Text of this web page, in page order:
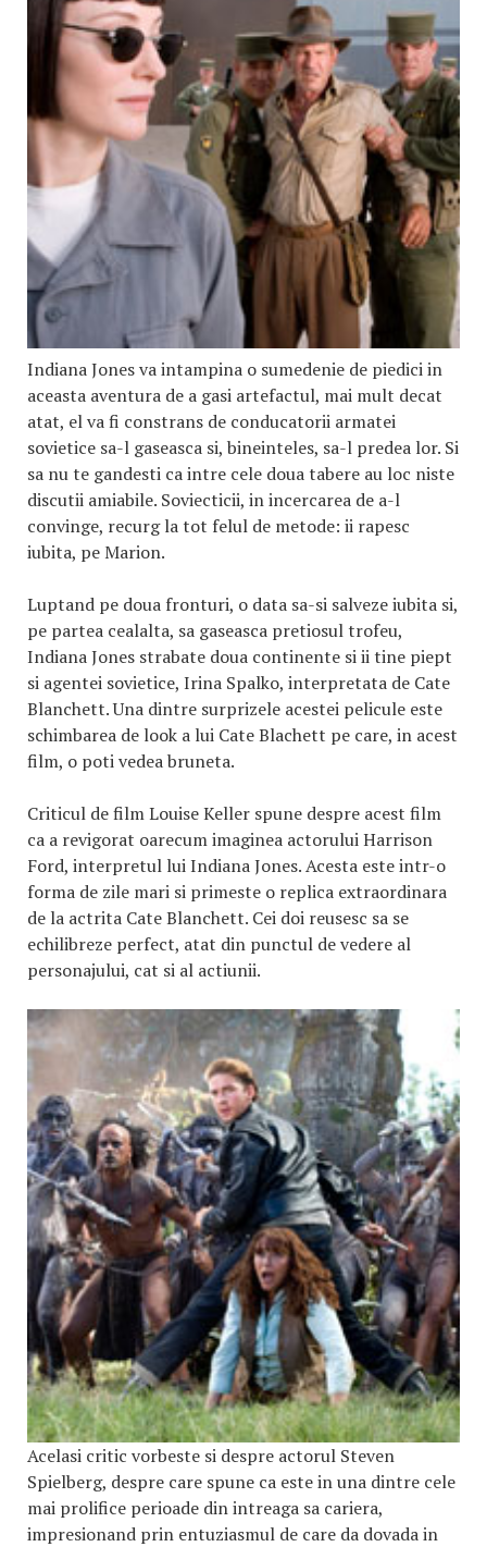
Indiana Jones va intampina o sumedenie de piedici in
aceasta aventura de a gasi artefactul, mai mult decat
atat, el va fi constrans de conducatorii armatei
sovietice sa-l gaseasca si, bineinteles, sa-l predea lor. Si
sa nu te gandesti ca intre cele doua tabere au loc niste
discutii amiabile. Soviecticii, in incercarea de a-l
convinge, recurg la tot felul de metode: ii rapesc
iubita, pe Marion.
Luptand pe doua fronturi, o data sa-si salveze iubita si,
pe partea cealalta, sa gaseasca pretiosul trofeu,
Indiana Jones strabate doua continente si ii tine piept
si agentei sovietice, Irina Spalko, interpretata de Cate
Blanchett. Una dintre surprizele acestei pelicule este
schimbarea de look a lui Cate Blachett pe care, in acest
film, o poti vedea bruneta.
Criticul de film Louise Keller spune despre acest film
ca a revigorat oarecum imaginea actorului Harrison
Ford, interpretul lui Indiana Jones. Acesta este intr-o
forma de zile mari si primeste o replica extraordinara
de la actrita Cate Blanchett. Cei doi reusesc sa se
echilibreze perfect, atat din punctul de vedere al
personajului, cat si al actiunii.
Acelasi critic vorbeste si despre actorul Steven
Spielberg, despre care spune ca este in una dintre cele
mai prolifice perioade din intreaga sa cariera,
impresionand prin entuziasmul de care da dovada in